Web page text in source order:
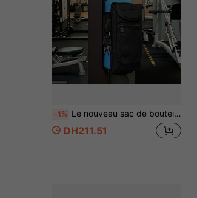
-1% Le nouveau sac de bouteille d'eau de gym est équipé de poches accessoires pour la fixation, qui peuvent contenir des téléphones, des cartes, des clés, des porte-bouteilles d'eau, et sont convenus pour les sports, la randonnée et d'autres activités
DH211.51